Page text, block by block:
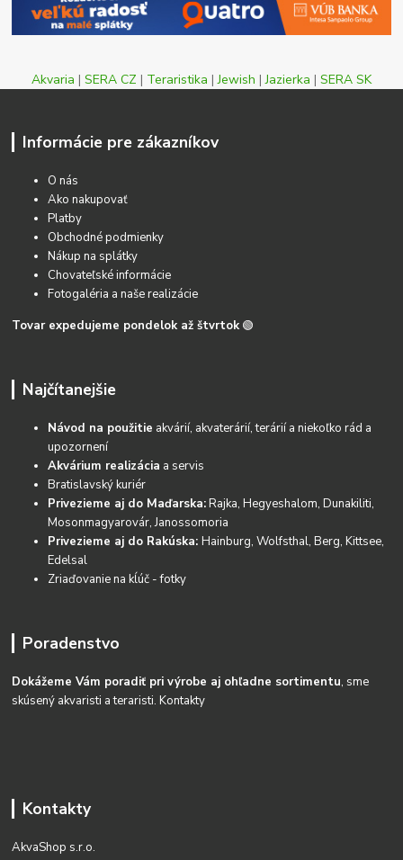
Akvaria | SERA CZ | Teraristika |Jewish |Jazierka | SERA SK
Informácie pre zákazníkov
O nás
Ako nakupovať
Platby
Obchodné podmienky
Nákup na splátky
Chovateľské informácie
Fotogaléria a naše realizácie
Tovar expedujeme pondelok až štvrtok 🟢
Najčítanejšie
Návod na použitie akvárií, akvaterárií, terárií a niekoľko rád a
upozornení
Akvárium realizácia a servis
Bratislavský kuriér
Privezieme aj do Maďarska:Rajka, Hegyeshalom, Dunakiliti,
Mosonmagyarovár, Janossomoria
Privezieme aj do Rakúska:Hainburg, Wolfsthal, Berg, Kittsee,
Edelsal
Zriaďovanie na kĺúč - fotky
Poradenstvo
Dokážeme Vám poradiť pri výrobe aj ohľadne sortimentu, sme
skúsený akvaristi a teraristi.Kontakty
Kontakty
AkvaShop s.r.o.